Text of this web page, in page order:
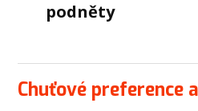
podněty
Chuťové preference